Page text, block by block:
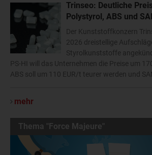
Trinseo: Deutliche
Polystyrol, ABS und
Der Kunststoffkonzern
2026 dreistellige
Styrolkunststoffe
PS-HI will das Unternehmen die Preise um
ABS soll um 110 EUR/t teurer werden und
mehr
Thema "Force Majeure"